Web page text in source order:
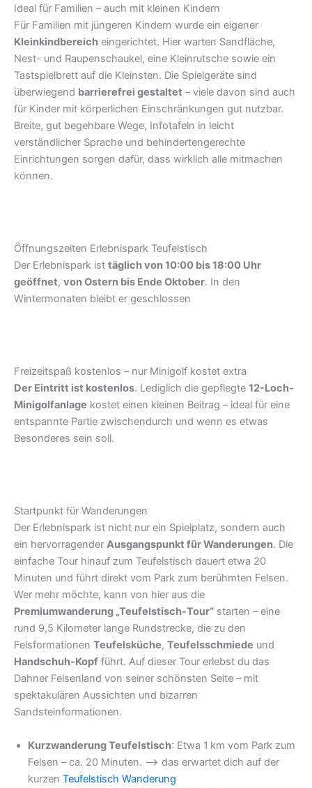
Ideal für Familien – auch mit kleinen Kindern
Für Familien mit jüngeren Kindern wurde ein eigener
Kleinkindbereich eingerichtet. Hier warten Sandfläche,
Nest- und Raupenschaukel, eine Kleinrutsche sowie ein
Tastspielbrett auf die Kleinsten. Die Spielgeräte sind
überwiegend barrierefrei gestaltet – viele davon sind auch
für Kinder mit körperlichen Einschränkungen gut nutzbar.
Breite, gut begehbare Wege, Infotafeln in leicht
verständlicher Sprache und behindertengerechte
Einrichtungen sorgen dafür, dass wirklich alle mitmachen
können.
Öffnungszeiten Erlebnispark Teufelstisch
Der Erlebnispark ist täglich von 10:00 bis 18:00 Uhr
geöffnet, von Ostern bis Ende Oktober. In den
Wintermonaten bleibt er geschlossen
Freizeitspaß kostenlos – nur Minigolf kostet extra
Der Eintritt ist kostenlos. Lediglich die gepflegte 12-Loch-
Minigolfanlage kostet einen kleinen Beitrag – ideal für eine
entspannte Partie zwischendurch und wenn es etwas
Besonderes sein soll.
Startpunkt für Wanderungen
Der Erlebnispark ist nicht nur ein Spielplatz, sondern auch
ein hervorragender Ausgangspunkt für Wanderungen. Die
einfache Tour hinauf zum Teufelstisch dauert etwa 20
Minuten und führt direkt vom Park zum berühmten Felsen.
Wer mehr möchte, kann von hier aus die
Premiumwanderung „Teufelstisch-Tour“ starten – eine
rund 9,5 Kilometer lange Rundstrecke, die zu den
Felsformationen Teufelsküche, Teufelsschmiede und
Handschuh-Kopf führt. Auf dieser Tour erlebst du das
Dahner Felsenland von seiner schönsten Seite – mit
spektakulären Aussichten und bizarren
Sandsteinformationen.
Kurzwanderung Teufelstisch: Etwa 1 km vom Park zum
Felsen – ca. 20 Minuten. –> das erwartet dich auf der
kurzen Teufelstisch Wanderung